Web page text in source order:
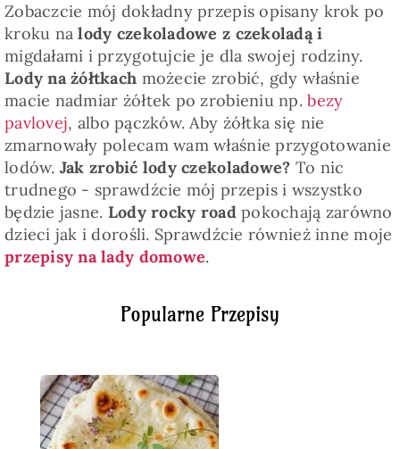
Popularne Przepisy
Zobaczcie mój dokładny przepis opisany krok po
kroku nalody czekoladowe z czekoladą i
migdałami i przygotujcie je dla swojej rodziny.
Lody na żółtkach możecie zrobić, gdy właśnie
macie nadmiar żółtek po zrobieniu np.bezy
pavlovej, albo pączków. Aby żółtka się nie
zmarnowały polecam wam właśnie przygotowanie
lodów. Jak zrobić lody czekoladowe? To nic
trudnego - sprawdźcie mój przepis i wszystko
będzie jasne. Lody rocky roadpokochają zarówno
dzieci jak i dorośli. Sprawdźcie również inne moje
przepisy na lady domowe.